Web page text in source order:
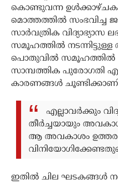
കൊണ്ടുവന്ന
മൊത്തത്തിൽ സംഭവിച്ച
സാർവത്രിക വിദ്യാഭ്യാസ
സമൂഹത്തിൽ നടന്നിട്ടുള്ള
പൊതുവിൽ സമൂഹത്തിൽ
സാമ്പത്തിക പുരോഗതി
കാരണങ്ങൾ
എല്ലാവർക്കും
തീർച്ചയായും
ആ അവകാശം
ഇതിൽ ചില ഘടകങ്ങൾ